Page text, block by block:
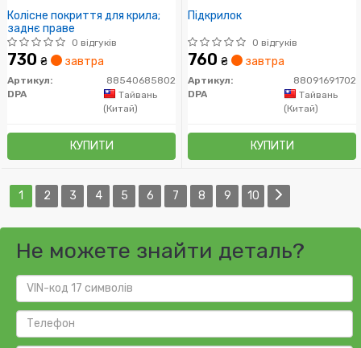
Колісне покриття для крила;
заднє праве
0 відгуків
730 ₴ завтра
Артикул:
88540685802
DPA
Тайвань
(Китай)
КУПИТИ
Підкрилок
0 відгуків
760 ₴ завтра
Артикул:
88091691702
DPA
Тайвань
(Китай)
КУПИТИ
1 2 3 4 5 6 7 8 9 10
Не можете знайти деталь?